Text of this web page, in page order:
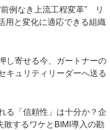
例なき上流工程変革” リ
用と変化に適応できる組織
し寄せる今、ガートナーの
キュリティリーダーへ送る
る「信頼性」は十分か？企
するワケとBIMI導入の勘